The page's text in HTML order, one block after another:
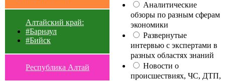
Алтайский край:
#Барнаул
#Бийск
Республика Алтай
Аналитические
обзоры по разным сферам
экономики
Развернутые
интервью с экспертами в
разных областях знаний
Новости о
происшествиях, ЧС, ДТП,